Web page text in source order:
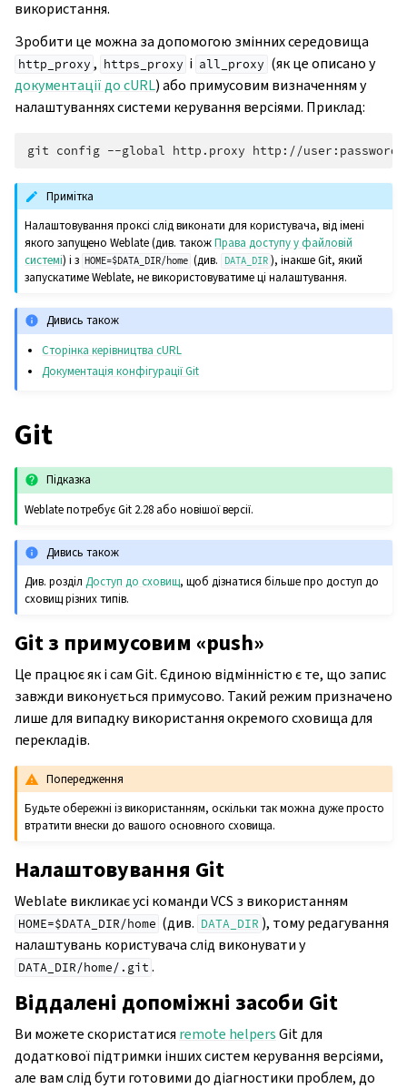
використання.
Зробити це можна за допомогою змінних середовища
http_proxy , https_proxy і all_proxy (як це описано у
документації до cURL) або примусовим визначенням у
налаштуваннях системи керування версіями. Приклад:
git config --global http.proxy
Примітка
Налаштовування проксі слід виконати для користувача, від імені
якого запущено Weblate (див. такожПрава доступу у файловій
системі) і з HOME=$DATA_DIR/home (див. DATA_DIR ), інакше Git, який
запускатиме Weblate, не використовуватиме ці налаштування.
Дивись також
Сторінка керівництва cURL
Документація конфігурації Git
Git
Підказка
Weblate потребує Git 2.28 або новішої версії.
Дивись також
Див. розділДоступ до сховищ, щоб дізнатися більше про доступ до
сховищ різних типів.
Git з примусовим «push»
Це працює як і сам Git. Єдиною відмінністю є те, що запис
завжди виконується примусово. Такий режим призначено
лише для випадку використання окремого сховища для
перекладів.
Попередження
Будьте обережні із використанням, оскільки так можна дуже просто
втратити внески до вашого основного сховища.
Налаштовування Git
Weblate викликає усі команди VCS з використанням
HOME=$DATA_DIR/home (див. DATA_DIR ), тому редагування
налаштувань користувача слід виконувати у
DATA_DIR/home/.git .
Віддалені допоміжні засоби Git
Ви можете скористатися remote helpersGit для
додаткової підтримки інших систем керування версіями,
але вам слід бути готовими до діагностики проблем, до